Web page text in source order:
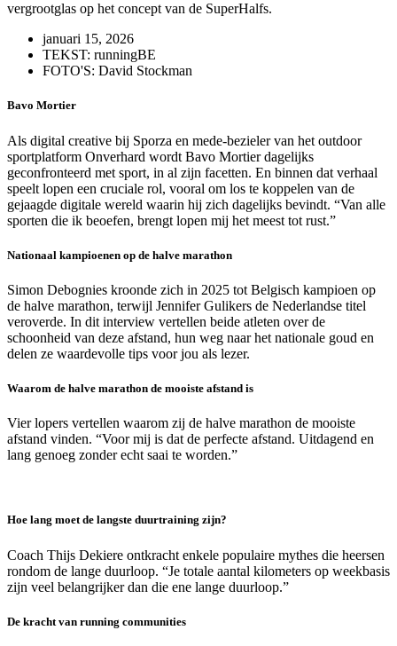
vergrootglas op het concept van de SuperHalfs.
januari 15, 2026
TEKST: runningBE
FOTO'S: David Stockman
Bavo Mortier
Als digital creative bij Sporza en mede-bezieler van het outdoor
sportplatform Onverhard wordt Bavo Mortier dagelijks
geconfronteerd met sport, in al zijn facetten. En binnen dat verhaal
speelt lopen een cruciale rol, vooral om los te koppelen van de
gejaagde digitale wereld waarin hij zich dagelijks bevindt. “Van alle
sporten die ik beoefen, brengt lopen mij het meest tot rust.”
Nationaal kampioenen op de halve marathon
Simon Debognies kroonde zich in 2025 tot Belgisch kampioen op
de halve marathon, terwijl Jennifer Gulikers de Nederlandse titel
veroverde. In dit interview vertellen beide atleten over de
schoonheid van deze afstand, hun weg naar het nationale goud en
delen ze waardevolle tips voor jou als lezer.
Waarom de halve marathon de mooiste afstand is
Vier lopers vertellen waarom zij de halve marathon de mooiste
afstand vinden. “Voor mij is dat de perfecte afstand. Uitdagend en
lang genoeg zonder echt saai te worden.”
Hoe lang moet de langste duurtraining zijn?
Coach Thijs Dekiere ontkracht enkele populaire mythes die heersen
rondom de lange duurloop. “Je totale aantal kilometers op weekbasis
zijn veel belangrijker dan die ene lange duurloop.”
De kracht van running communities